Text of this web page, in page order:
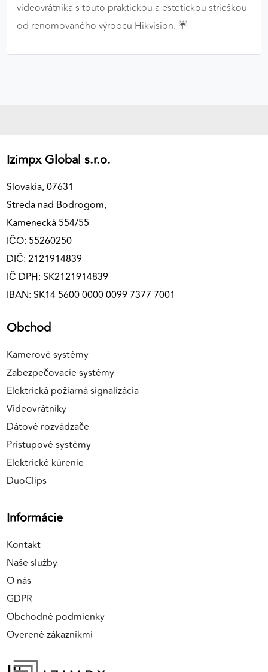
videovrátnika s touto praktickou a estetickou strieškou
od renomovaného výrobcu Hikvision. ☔️
Izimpx Global s.r.o.
Slovakia, 07631
Streda nad Bodrogom,
Kamenecká 554/55
IČO: 55260250
DIČ: 2121914839
IČ DPH: SK2121914839
IBAN: SK14 5600 0000 0099 7377 7001
Obchod
Kamerové systémy
Zabezpečovacie systémy
Elektrická požiarná signalizácia
Videovrátniky
Dátové rozvádzače
Prístupové systémy
Elektrické kúrenie
DuoClips
Informácie
Kontakt
Naše služby
O nás
GDPR
Obchodné podmienky
Overené zákazníkmi